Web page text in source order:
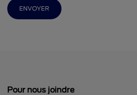
Pour nous joindre